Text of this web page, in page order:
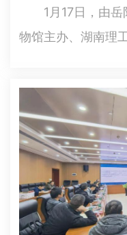
1月17日，由岳
物馆主办、湖南理
幕。 活动以"走进
主题，通过沉浸式
式，带领百余名校